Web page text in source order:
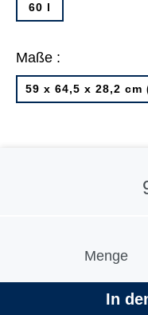
60 l
Maße :
59 x 64,5 x 28,2 cm
Menge
In